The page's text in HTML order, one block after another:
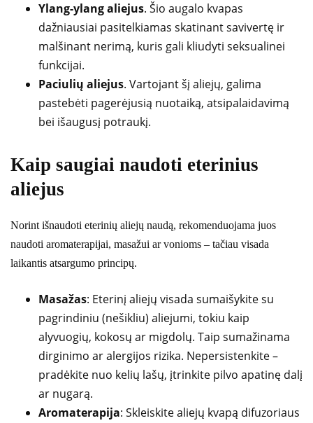
Ylang-ylang aliejus. Šio augalo kvapas
dažniausiai pasitelkiamas skatinant savivertę ir
malšinant nerimą, kuris gali kliudyti seksualinei
funkcijai.
Paciulių aliejus. Vartojant šį aliejų, galima
pastebėti pagerėjusią nuotaiką, atsipalaidavimą
bei išaugusį potraukį.
Kaip saugiai naudoti eterinius
aliejus
Norint išnaudoti eterinių aliejų naudą, rekomenduojama juos
naudoti aromaterapijai, masažui ar vonioms – tačiau visada
laikantis atsargumo principų.
Masažas: Eterinį aliejų visada sumaišykite su
pagrindiniu (nešikliu) aliejumi, tokiu kaip
alyvuogių, kokosų ar migdolų. Taip sumažinama
dirginimo ar alergijos rizika. Nepersistenkite –
pradėkite nuo kelių lašų, įtrinkite pilvo apatinę dalį
ar nugarą.
Aromaterapija: Skleiskite aliejų kvapą difuzoriaus